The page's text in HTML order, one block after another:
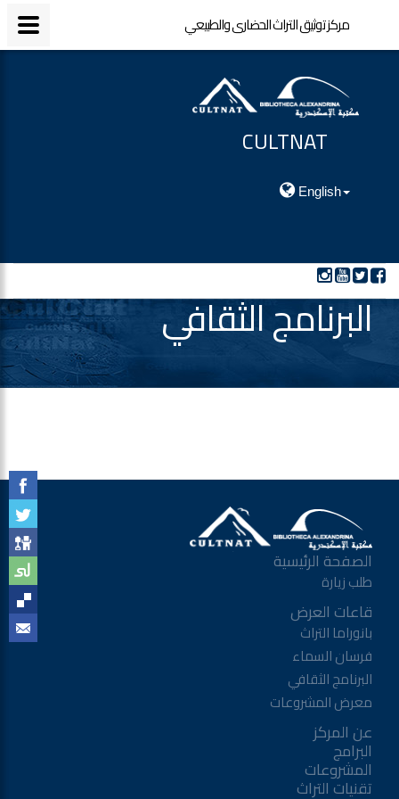
CULTNAT
English
البرنامج الثقافي
الصفحة الرئيسية
طلب زيارة
قاعات العرض
بانوراما التراث
فرسان السماء
البرنامج الثقافي
معرض المشروعات
عن المركز
البرامج
المشروعات
تقنيات التراث
مركز توثيق التراث الحضارى والطبيعي
مركز توثيق التراث الحضارى والطبيعي